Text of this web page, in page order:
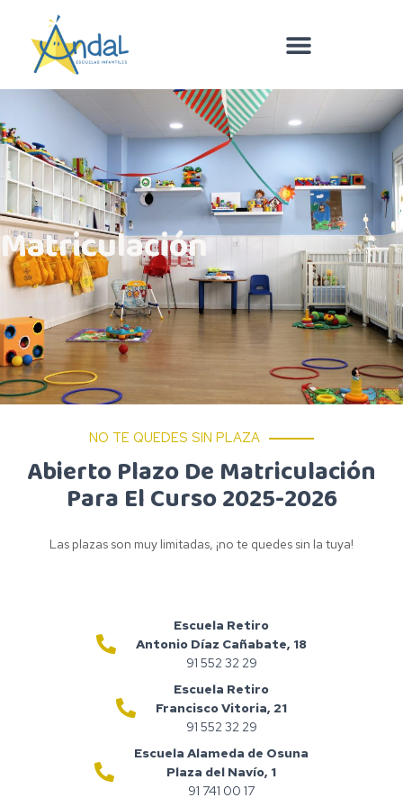
Matriculación
NO TE QUEDES SIN PLAZA
Abierto Plazo De Matriculación
Para El Curso 2025-2026
Las plazas son muy limitadas, ¡no te quedes sin la tuya!
Escuela Retiro
Antonio Díaz Cañabate, 18
91 552 32 29
Escuela Retiro
Francisco Vitoria, 21
91 552 32 29
Escuela Alameda de Osuna
Plaza del Navío, 1
91 741 00 17